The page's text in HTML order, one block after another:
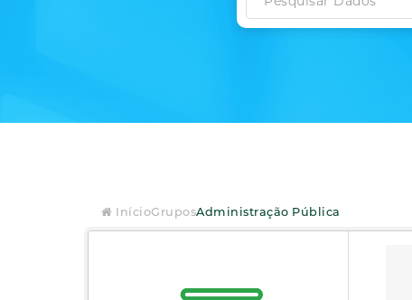
InícioGruposAdministração Pública